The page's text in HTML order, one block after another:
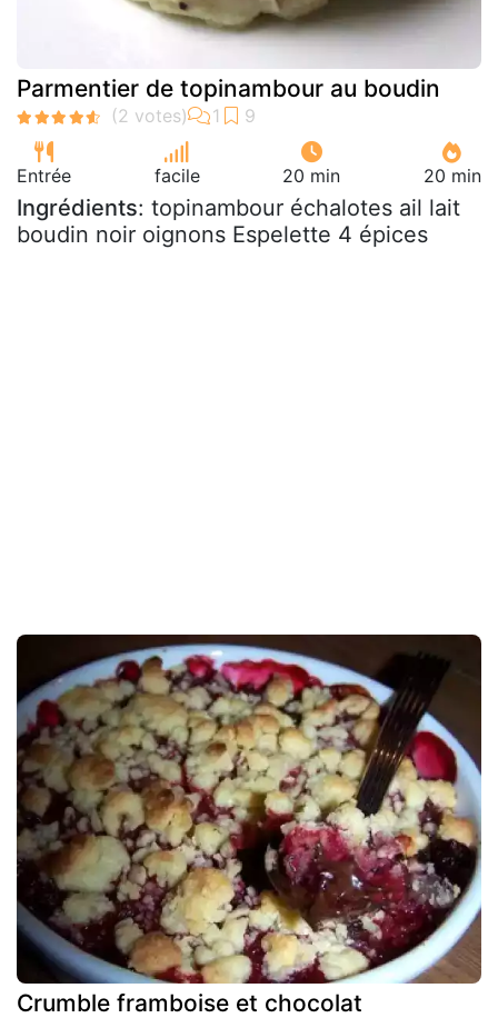
Parmentier de topinambour au boudin
Entrée facile 20 min 20 min
Ingrédients: topinambour échalotes ail lait
boudin noir oignons Espelette 4 épices
Crumble framboise et chocolat